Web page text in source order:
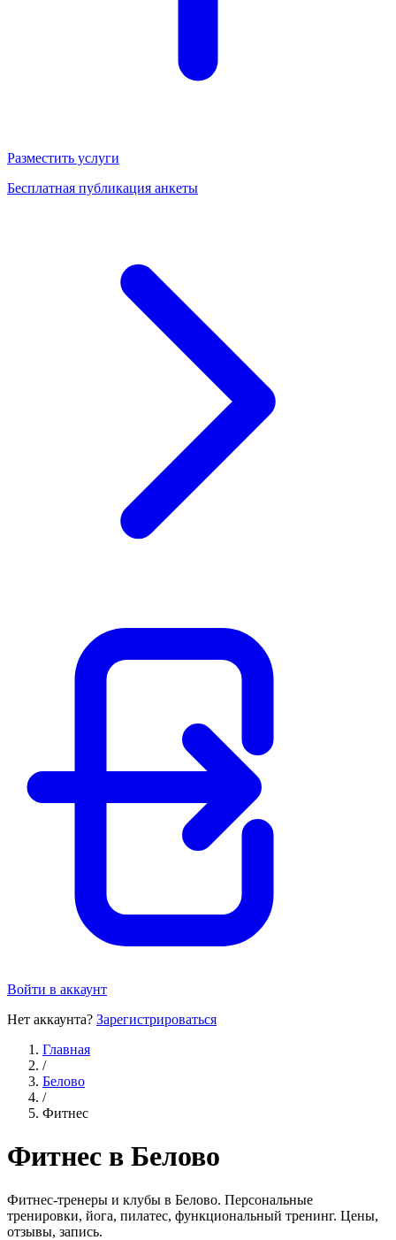
Разместить услуги
Бесплатная публикация анкеты
Войти в аккаунт
Нет аккаунта? Зарегистрироваться
Главная
/
Белово
/
Фитнес
Фитнес в Белово
Фитнес-тренеры и клубы в Белово. Персональные
тренировки, йога, пилатес, функциональный тренинг. Цены,
отзывы, запись.